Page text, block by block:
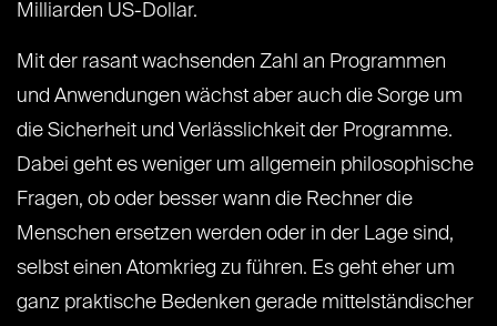
Milliarden US-Dollar.
Mit der rasant wachsenden Zahl an Programmen
und Anwendungen wächst aber auch die Sorge um
die Sicherheit und Verlässlichkeit der Programme.
Dabei geht es weniger um allgemein philosophische
Fragen, ob oder besser wann die Rechner die
Menschen ersetzen werden oder in der Lage sind,
selbst einen Atomkrieg zu führen. Es geht eher um
ganz praktische Bedenken gerade mittelständischer